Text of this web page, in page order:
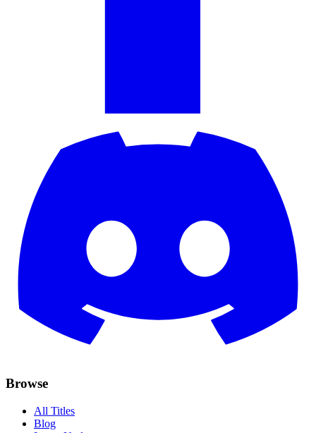
Browse
All Titles
Blog